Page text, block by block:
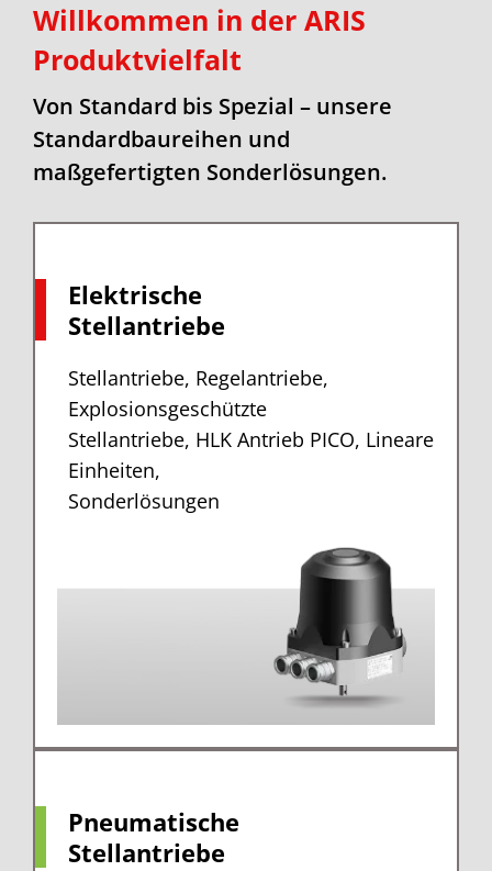
Willkommen in der ARIS
Produktvielfalt
Von Standard bis Spezial – unsere
Standardbaureihen und
maßgefertigten Sonderlösungen.
Elektrische
Stellantriebe
Stellantriebe, Regelantriebe,
Explosionsgeschützte
Stellantriebe, HLK Antrieb PICO, Lineare
Einheiten,
Sonderlösungen
Pneumatische
Stellantriebe